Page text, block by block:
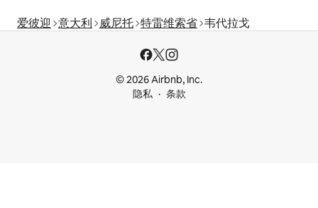
爱彼迎 意大利 威尼托 特雷维索省 韦代拉戈
© 2026 Airbnb, Inc.
隐私
条款